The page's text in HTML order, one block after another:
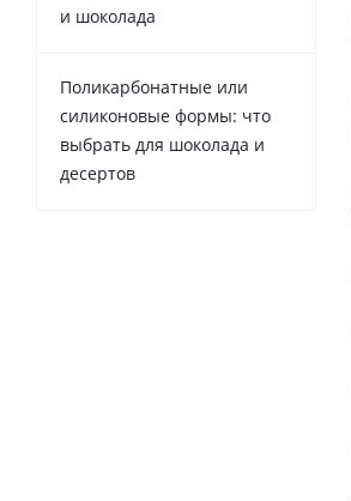
и шоколада
Поликарбонатные или
силиконовые формы: что
выбрать для шоколада и
десертов